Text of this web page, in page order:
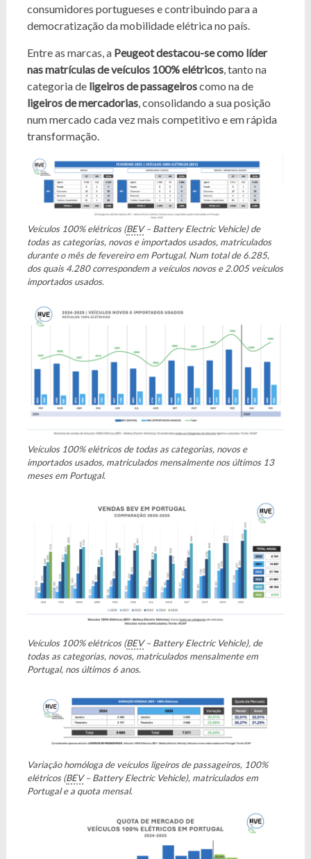
consumidores portugueses e contribuindo para a
democratização da mobilidade elétrica no país.
Entre as marcas, a Peugeot destacou-se como líder
nas matrículas de veículos 100% elétricos, tanto na
categoria de ligeiros de passageiroscomo na de
ligeiros de mercadorias, consolidando a sua posição
num mercado cada vez mais competitivo e em rápida
transformação.
Veículos 100% elétricos (BEV– Battery Electric Vehicle) de
todas as categorias, novos e importados usados, matriculados
durante o mês de fevereiro em Portugal. Num total de 6.285,
dos quais 4.280 correspondem a veículos novos e 2.005 veículos
importados usados.
Veículos 100% elétricos de todas as categorias, novos e
importados usados, matriculados mensalmente nos últimos 13
meses em Portugal.
Veículos 100% elétricos (BEV– Battery Electric Vehicle), de
todas as categorias, novos, matriculados mensalmente em
Portugal, nos últimos 6 anos.
Variação homóloga de veículos ligeiros de passageiros, 100%
elétricos (BEV– Battery Electric Vehicle), matriculados em
Portugal e a quota mensal.